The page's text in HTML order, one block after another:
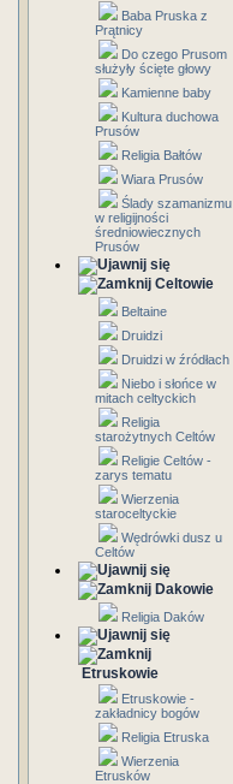
Baba Pruska z
Prątnicy
Do czego Prusom
służyły ścięte głowy
Kamienne baby
Kultura duchowa
Prusów
Religia Bałtów
Wiara Prusów
Ślady szamanizmu
w religijności
średniowiecznych
Prusów
Celtowie
Beltaine
Druidzi
Druidzi w źródłach
Niebo i słońce w
mitach celtyckich
Religia
starożytnych Celtów
Religie Celtów -
zarys tematu
Wierzenia
staroceltyckie
Wędrówki dusz u
Celtów
Dakowie
Religia Daków
Etruskowie
Etruskowie -
zakładnicy bogów
Religia Etruska
Wierzenia
Etrusków